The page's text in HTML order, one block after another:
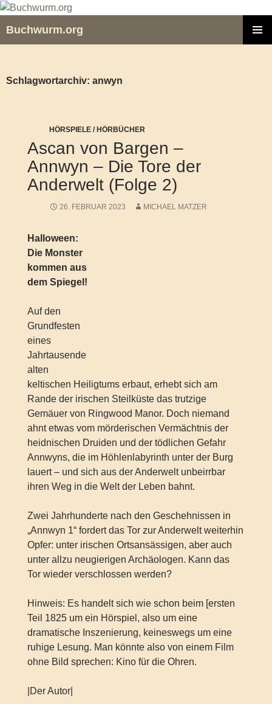
Zum
springen
Buchwurm.org
Schlagwortarchiv: anwyn
HÖRSPIELE / HÖRBÜCHER
Ascan von Bargen –
Annwyn – Die Tore der
Anderwelt (Folge 2)
26. FEBRUAR 2023 MICHAEL MATZER
Halloween:
Die Monster
kommen aus
dem Spiegel!
Auf den
Grundfesten
eines
Jahrtausende
alten
keltischen Heiligtums erbaut, erhebt sich am
Rande der irischen Steilküste das trutzige
Gemäuer von Ringwood Manor. Doch niemand
ahnt etwas vom mörderischen Vermächtnis der
heidnischen Druiden und der tödlichen Gefahr
Annwyns, die im Höhlenlabyrinth unter der Burg
lauert – und sich aus der Anderwelt unbeirrbar
ihren Weg in die Welt der Leben bahnt.
Zwei Jahrhunderte nach den Geschehnissen in
„Annwyn 1“ fordert das Tor zur Anderwelt weiterhin
Opfer: unter irischen Ortsansässigen, aber auch
unter allzu neugierigen Archäologen. Kann das
Tor wieder verschlossen werden?
Hinweis: Es handelt sich wie schon beim [ersten
Teil 1825 um ein Hörspiel, also um eine
dramatische Inszenierung, keineswegs um eine
ruhige Lesung. Man könnte also von einem Film
ohne Bild sprechen: Kino für die Ohren.
|Der Autor|